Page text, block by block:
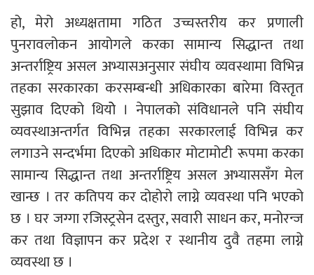
हो, मेरो अध्यक्षतामा गठित उच्चस्तरीय कर प्रणाली
पुनरावलोकन आयोगले करका सामान्य सिद्धान्त तथा
अन्तर्राष्ट्रिय असल अभ्यासअनुसार संघीय व्यवस्थामा विभिन्न
तहका सरकारका करसम्बन्धी अधिकारका बारेमा विस्तृत
सुझाव दिएको थियोे । नेपालको संविधानले पनि संघीय
व्यवस्थाअन्तर्गत विभिन्न तहका सरकारलाई विभिन्न कर
लगाउने सन्दर्भमा दिएको अधिकार मोटामोटी रूपमा करका
सामान्य सिद्धान्त तथा अन्तर्राष्ट्रिय असल अभ्याससँग मेल
खान्छ । तर कतिपय कर दोहोरो लाग्ने व्यवस्था पनि भएको
छ । घर जग्गा रजिस्ट्रसेन दस्तुर, सवारी साधन कर, मनोरन्ज
कर तथा विज्ञापन कर प्रदेश र स्थानीय दुवै तहमा लाग्ने
व्यवस्था छ ।